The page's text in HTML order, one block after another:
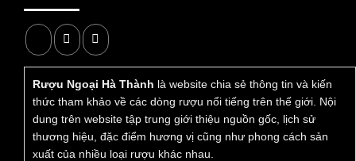
Rượu Ngoại Hà Thành là website chia sẻ thông tin và kiến
thức tham khảo về các dòng rượu nổi tiếng trên thế giới. Nội
dung trên website tập trung giới thiệu nguồn gốc, lịch sử
thương hiệu, đặc điểm hương vị cũng như phong cách sản
xuất của nhiều loại rượu khác nhau.